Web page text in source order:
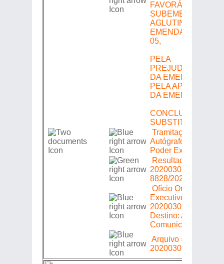
FAVORÁVEL COM
SUBEMENDA
AGLUTINATIVA ÀS
EMENDAS N.ºS 04
05,
PELA
DA EMENDA N.º 01
PELA APROVAÇÃO
DA EMENDA N.º 02,
CONCLUINDO POR
SUBSTITUTIVO
Tramitação de
Autógrafo; Envio ao
Poder Executivo
Resultado Final =>
20200302178 => Lei
8828/2020
Ofício Origem:
Executivo =>
20200302178 =>
Destino: Alerj =>
Comunicar Sanção
Arquivo =>
20200302178